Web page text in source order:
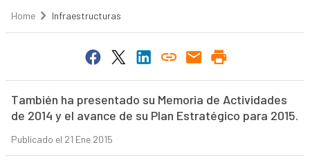
Home Infraestructuras
También ha presentado su Memoria de Actividades
de 2014 y el avance de su Plan Estratégico para 2015.
Publicado el 21 Ene 2015